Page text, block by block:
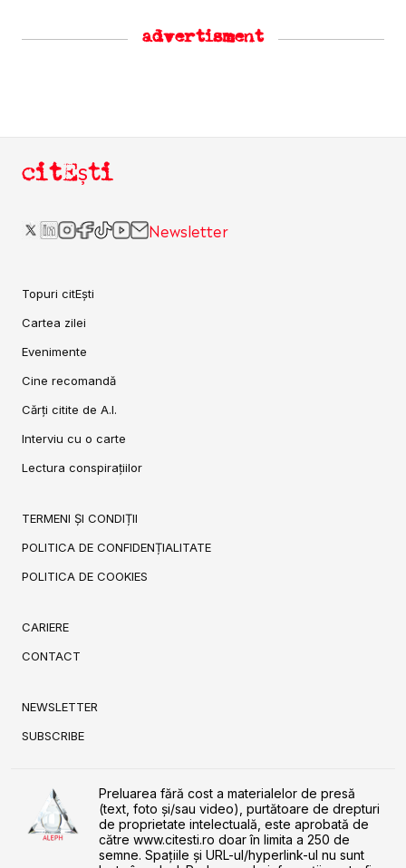
advertisment
citEști
Newsletter
Topuri citEști
Cartea zilei
Evenimente
Cine recomandă
Cărți citite de A.I.
Interviu cu o carte
Lectura conspirațiilor
TERMENI ȘI CONDIȚII
POLITICA DE CONFIDENȚIALITATE
POLITICA DE COOKIES
CARIERE
CONTACT
NEWSLETTER
SUBSCRIBE
Preluarea fără cost a materialelor de presă
(text, foto și/sau video), purtătoare de drepturi
de proprietate intelectuală, este aprobată de
către www.citesti.ro doar în limita a 250 de
semne. Spaţiile şi URL-ul/hyperlink-ul nu sunt